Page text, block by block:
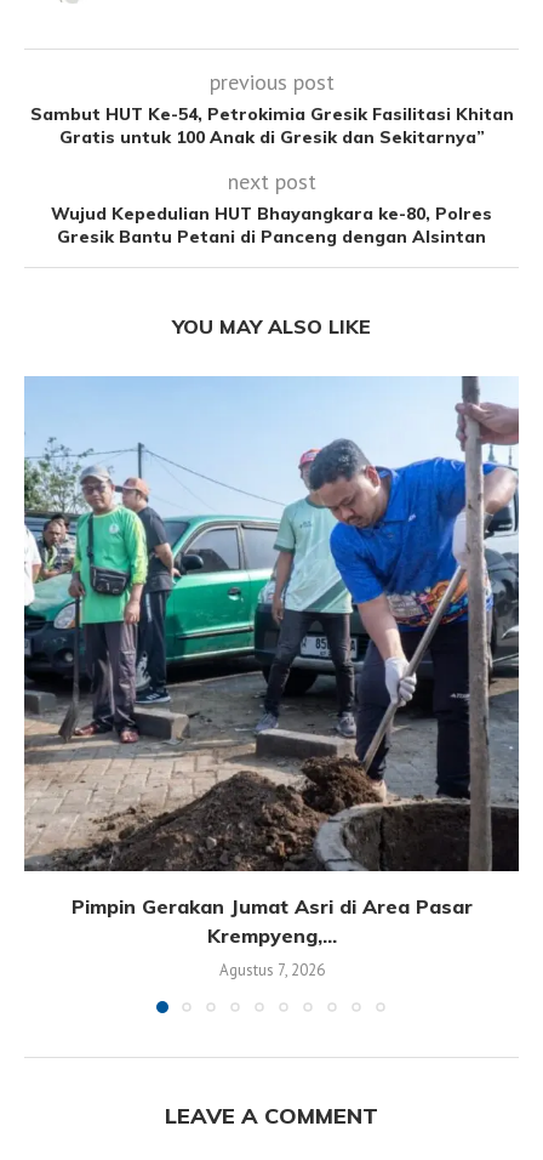
previous post
Sambut HUT Ke-54, Petrokimia Gresik Fasilitasi Khitan
Gratis untuk 100 Anak di Gresik dan Sekitarnya”
next post
Wujud Kepedulian HUT Bhayangkara ke-80, Polres
Gresik Bantu Petani di Panceng dengan Alsintan
YOU MAY ALSO LIKE
Pimpin Gerakan Jumat Asri di Area Pasar
Krempyeng,...
Agustus 7, 2026
LEAVE A COMMENT